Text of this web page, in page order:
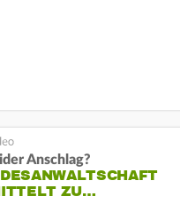
Anschlag?
ZU…